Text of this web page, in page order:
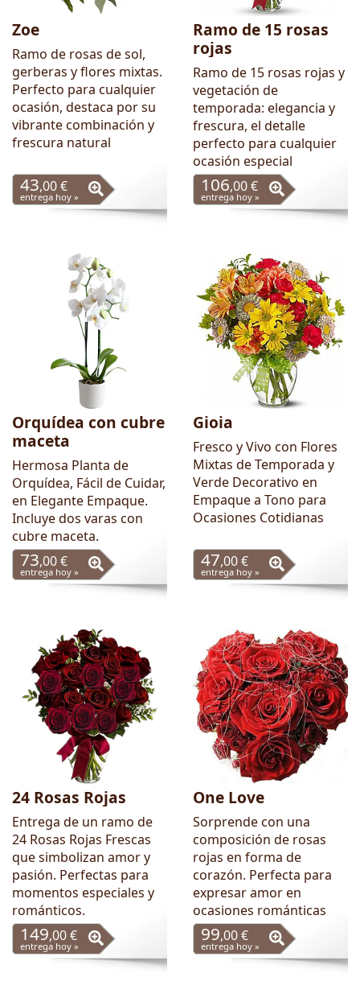
Zoe
Ramo de rosas de sol,
gerberas y flores mixtas.
Perfecto para cualquier
ocasión, destaca por su
vibrante combinación y
frescura natural
43,00 €
entrega hoy »
Ramo de 15 rosas
rojas
Ramo de 15 rosas rojas y
vegetación de
temporada: elegancia y
frescura, el detalle
perfecto para cualquier
ocasión especial
106,00 €
entrega hoy »
Orquídea con cubre
maceta
Hermosa Planta de
Orquídea, Fácil de Cuidar,
en Elegante Empaque.
Incluye dos varas con
cubre maceta.
73,00 €
entrega hoy »
Gioia
Fresco y Vivo con Flores
Mixtas de Temporada y
Verde Decorativo en
Empaque a Tono para
Ocasiones Cotidianas
47,00 €
entrega hoy »
24 Rosas Rojas
Entrega de un ramo de
24 Rosas Rojas Frescas
que simbolizan amor y
pasión. Perfectas para
momentos especiales y
románticos.
149,00 €
entrega hoy »
One Love
Sorprende con una
composición de rosas
rojas en forma de
corazón. Perfecta para
expresar amor en
ocasiones románticas
99,00 €
entrega hoy »